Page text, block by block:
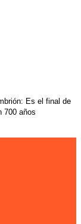
Es el final de
700 años